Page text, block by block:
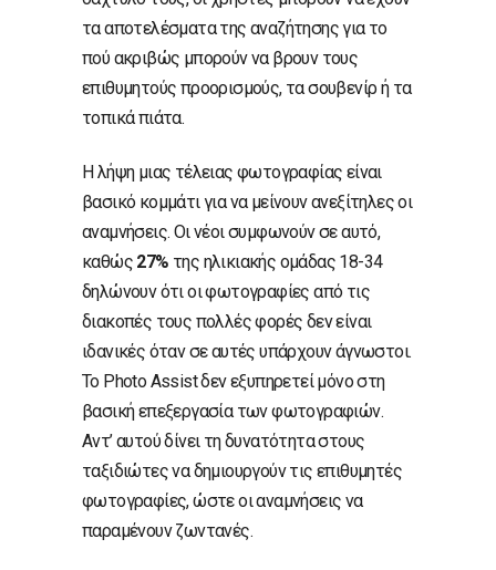
τα αποτελέσματα της αναζήτησης για το
πού ακριβώς μπορούν να βρουν τους
επιθυμητούς προορισμούς, τα σουβενίρ ή τα
τοπικά πιάτα.
Η λήψη μιας τέλειας φωτογραφίας είναι
βασικό κομμάτι για να μείνουν ανεξίτηλες οι
αναμνήσεις. Οι νέοι συμφωνούν σε αυτό,
καθώς 27% της ηλικιακής ομάδας 18-34
δηλώνουν ότι οι φωτογραφίες από τις
διακοπές τους πολλές φορές δεν είναι
ιδανικές όταν σε αυτές υπάρχουν άγνωστοι.
Το Photo Assist δεν εξυπηρετεί μόνο στη
βασική επεξεργασία των φωτογραφιών.
Αντ’ αυτού δίνει τη δυνατότητα στους
ταξιδιώτες να δημιουργούν τις επιθυμητές
φωτογραφίες, ώστε οι αναμνήσεις να
παραμένουν ζωντανές.